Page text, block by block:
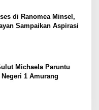
di Ranomea Minsel,
Sampaikan Aspirasi
Michaela Paruntu
1 Amurang